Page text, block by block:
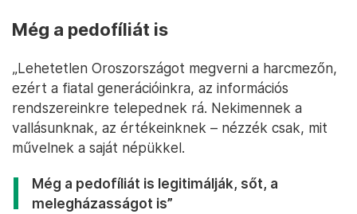
Még a pedofíliát is
„Lehetetlen Oroszországot megverni a harcmezőn,
ezért a fiatal generációinkra, az információs
rendszereinkre telepednek rá. Nekimennek a
vallásunknak, az értékeinknek – nézzék csak, mit
művelnek a saját népükkel.
Még a pedofíliát is legitimálják, sőt, a
melegházasságot is”